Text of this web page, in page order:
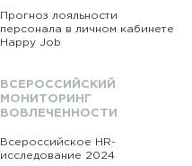
Прогноз лояльности
персонала в личном кабинете
Happy Job
ВСЕРОССИЙСКИЙ
МОНИТОРИНГ
ВОВЛЕЧЕННОСТИ
Всероссийское HR-
исследование 2024